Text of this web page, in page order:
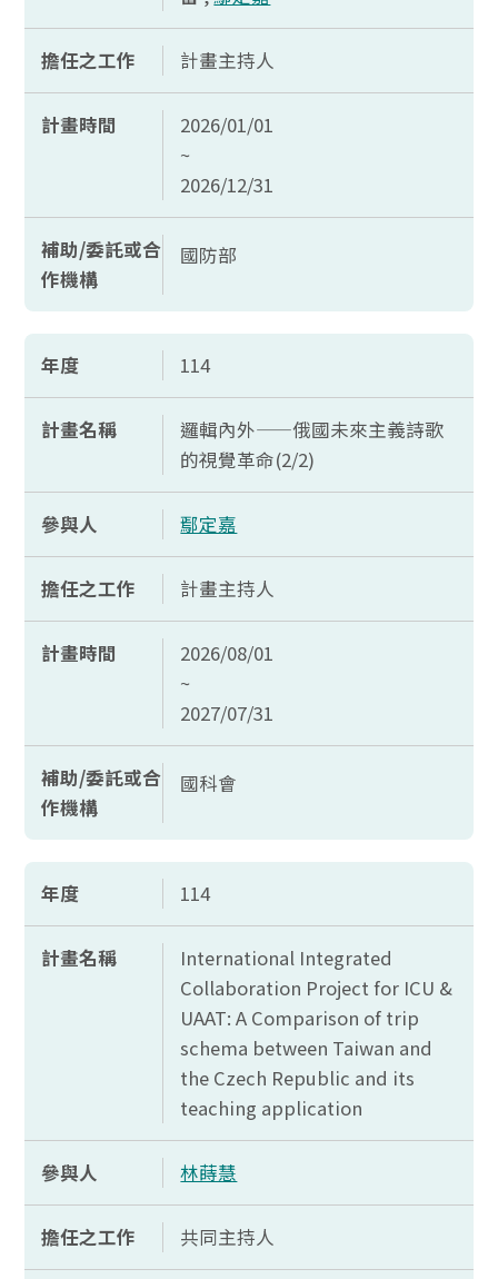
擔任之工作 計畫主持人
計畫時間
2026/01/01
~
2026/12/31
補助/委託或合
作機構
國防部
年度 114
計畫名稱
邏輯內外——俄國未來主義詩歌
的視覺革命(2/2)
參與人 鄢定嘉
擔任之工作 計畫主持人
計畫時間
2026/08/01
~
2027/07/31
補助/委託或合
作機構
國科會
年度 114
計畫名稱
International Integrated
Collaboration Project for ICU &
UAAT: A Comparison of trip
schema between Taiwan and
the Czech Republic and its
teaching application
參與人 林蒔慧
擔任之工作 共同主持人